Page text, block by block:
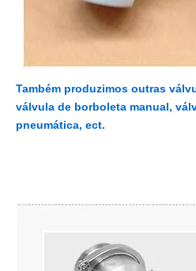
Também produzimos outras
válvula de borboleta manual,
pneumática, ect.